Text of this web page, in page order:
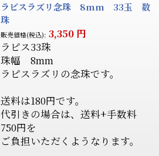
ラピスラズリ念珠 8mm 33玉 数
珠
販売価格(税込): 3,350 円
ラピス33珠
珠幅 8mm
ラピスラズリの念珠です。
送料は180円です。
代引きの場合は、送料+手数料
750円を
ご負担いただくようなります。